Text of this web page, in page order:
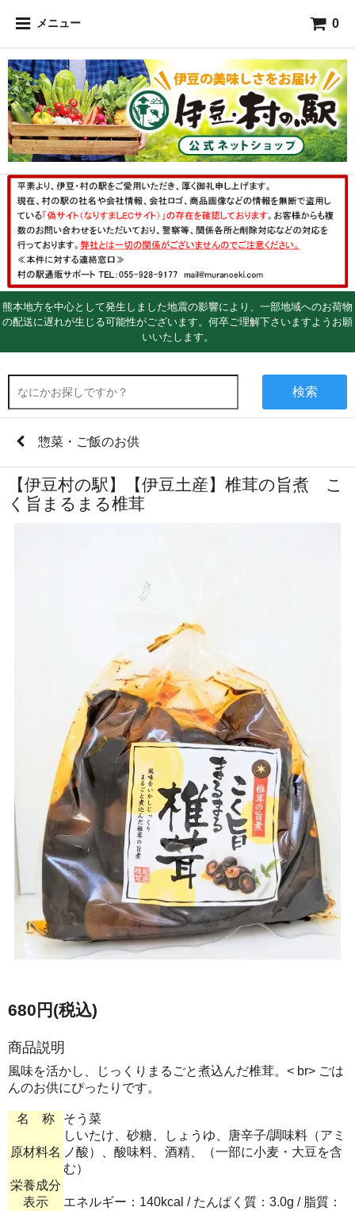
メニュー 0
熊本地方を中心として発生しました地震の影響により、一部地域へのお荷物
の配送に遅れが生じる可能性がございます。何卒ご理解下さいますようお願
いいたします。
検索
惣菜・ご飯のお供
【伊豆村の駅】【伊豆土産】椎茸の旨煮 こ
く旨まるまる椎茸
680円(税込)
商品説明
風味を活かし、じっくりまるごと煮込んだ椎茸。< br> ごは
んのお供にぴったりです。
名 称 そう菜
原材料名
しいたけ、砂糖、しょうゆ、唐辛子/調味料（アミ
ノ酸）、酸味料、酒精、（一部に小麦・大豆を含
む）
栄養成分
表示
エネルギー：140kcal / たんぱく質：3.0g / 脂質：